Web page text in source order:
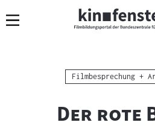
Navigation
zum
zur
Kategorie:
Filmbesprechung +
"
Der rote